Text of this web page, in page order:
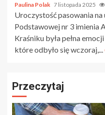
Paulina Polak 7 listopada 2025
Uroczystość pasowania na
Podstawowej nr 3 imienia
Kraśniku była pełna
które odbyło się wczoraj,...
Przeczytaj